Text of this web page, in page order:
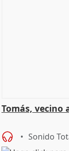
Tomás, vecino
Sonido